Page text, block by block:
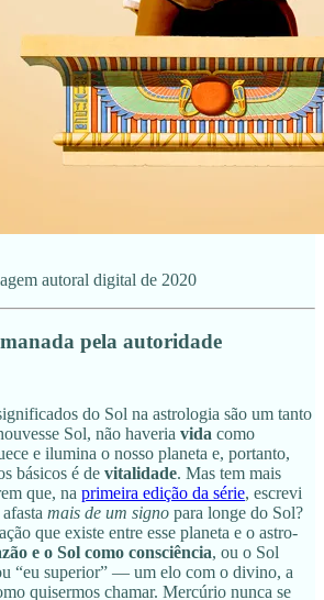
autoral digital de 2020
pela autoridade
do Sol na astrologia são um tanto
Sol, não haveria vida como
e ilumina o nosso planeta e, portanto,
básicos é de vitalidade. Mas tem mais
que, na primeira edição da série, escrevi
mais de um signo para longe do Sol?
que existe entre esse planeta e o astro-
e o Sol como consciência, ou o Sol
“eu superior” — um elo com o divino, a
quisermos chamar. Mercúrio nunca se